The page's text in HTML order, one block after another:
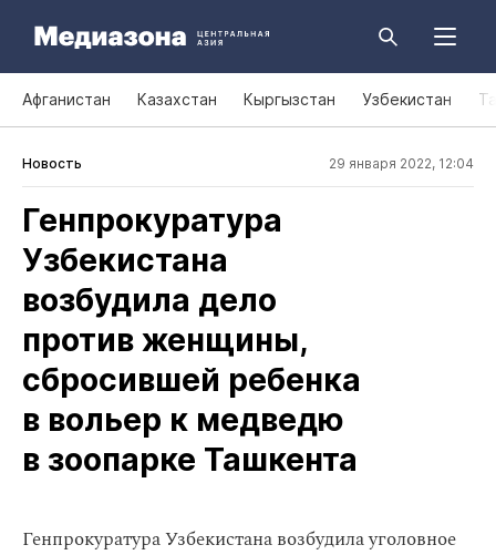
Афганистан Казахстан Кыргызстан Узбекистан
Новость 29 января 2022, 12:04
Генпрокуратура
Узбекистана
возбудила дело
против женщины,
сбросившей ребенка
в вольер к медведю
в зоопарке Ташкента
Генпрокуратура Узбекистана возбудила уголовное